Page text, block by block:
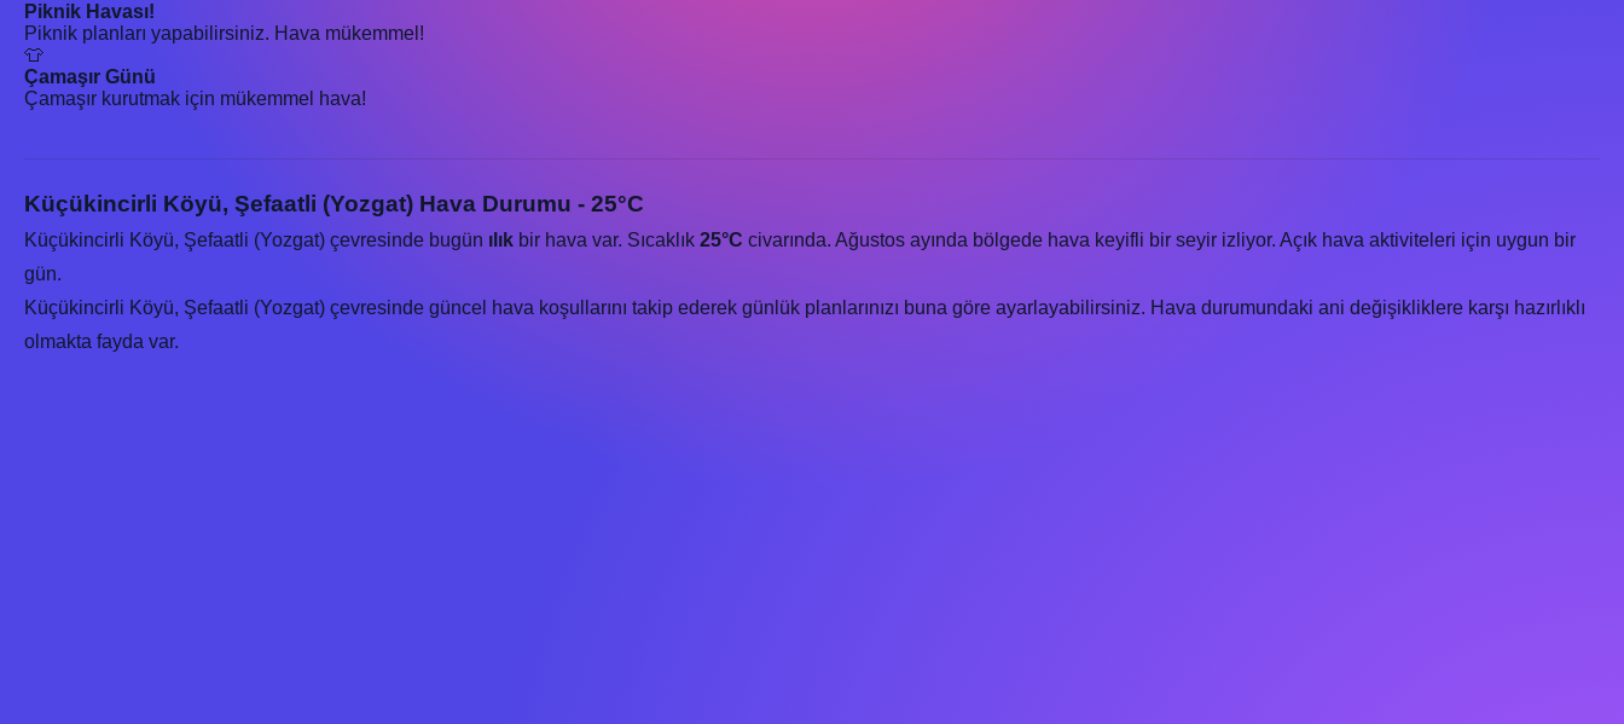
Piknik Havası!
Piknik planları yapabilirsiniz. Hava mükemmel!
👕
Çamaşır Günü
Çamaşır kurutmak için mükemmel hava!
Küçükincirli Köyü, Şefaatli (Yozgat) Hava Durumu - 25°C
Küçükincirli Köyü, Şefaatli (Yozgat) çevresinde bugün ılık bir hava var. Sıcaklık 25°C civarında. Ağustos ayında bölgede hava keyifli bir seyir izliyor. Açık hava aktiviteleri için uygun bir
gün.
Küçükincirli Köyü, Şefaatli (Yozgat) çevresinde güncel hava koşullarını takip ederek günlük planlarınızı buna göre ayarlayabilirsiniz. Hava durumundaki ani değişikliklere karşı hazırlıklı
olmakta fayda var.